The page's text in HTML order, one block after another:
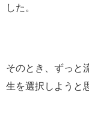
した。
そのとき、ずっと
生を選択しようと